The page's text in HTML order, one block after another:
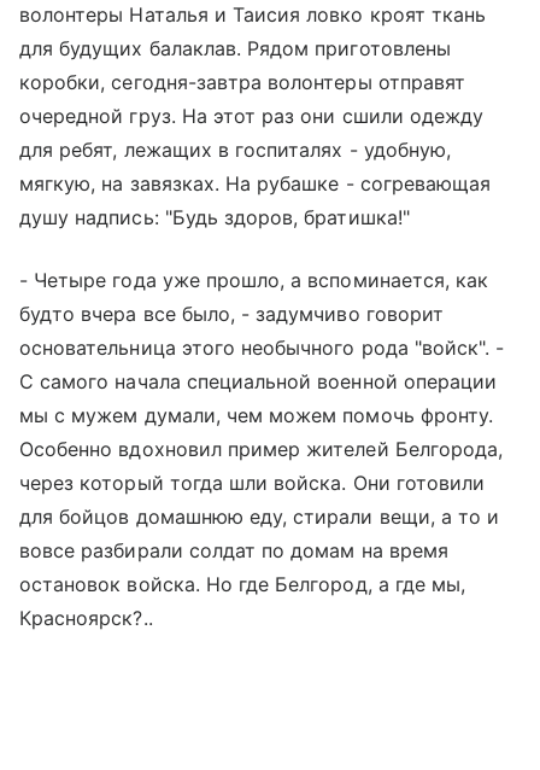
волонтеры Наталья и Таисия ловко кроят ткань
для будущих балаклав. Рядом приготовлены
коробки, сегодня-завтра волонтеры отправят
очередной груз. На этот раз они сшили одежду
для ребят, лежащих в госпиталях - удобную,
мягкую, на завязках. На рубашке - согревающая
душу надпись: "Будь здоров, братишка!"
- Четыре года уже прошло, а вспоминается, как
будто вчера все было, - задумчиво говорит
основательница этого необычного рода "войск". -
С самого начала специальной военной операции
мы с мужем думали, чем можем помочь фронту.
Особенно вдохновил пример жителей Белгорода,
через который тогда шли войска. Они готовили
для бойцов домашнюю еду, стирали вещи, а то и
вовсе разбирали солдат по домам на время
остановок войска. Но где Белгород, а где мы,
Красноярск?..